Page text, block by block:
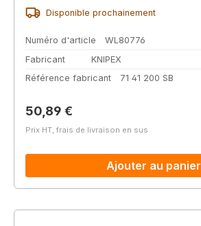
Disponible prochainement
Numéro d'article
WL80776
Fabricant
KNIPEX
Référence fabricant
71 41 200 SB
Prix régulier :
50,89 €
Prix HT, frais de livraison en sus
Ajouter au panier